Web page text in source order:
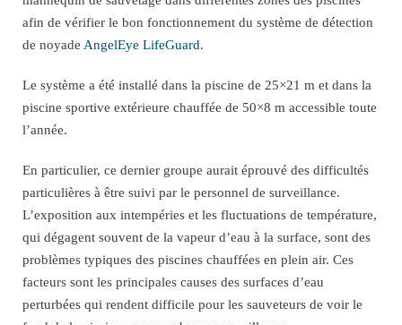
afin de vérifier le bon fonctionnement du système de détection
de noyade AngelEye LifeGuard.
Le système a été installé dans la piscine de 25×21 m et dans la
piscine sportive extérieure chauffée de 50×8 m accessible toute
l’année.
En particulier, ce dernier groupe aurait éprouvé des difficultés
particulières à être suivi par le personnel de surveillance.
L’exposition aux intempéries et les fluctuations de température,
qui dégagent souvent de la vapeur d’eau à la surface, sont des
problèmes typiques des piscines chauffées en plein air. Ces
facteurs sont les principales causes des surfaces d’eau
perturbées qui rendent difficile pour les sauveteurs de voir le